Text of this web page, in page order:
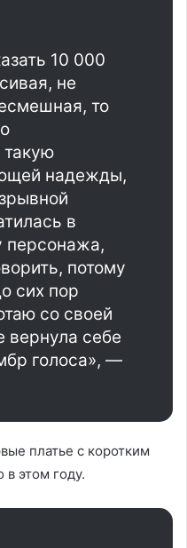
10 000
не
то
надежды,
в
персонажа,
потому
сих пор
со своей
вернула себе
голоса», —
платье с коротким
в этом году.